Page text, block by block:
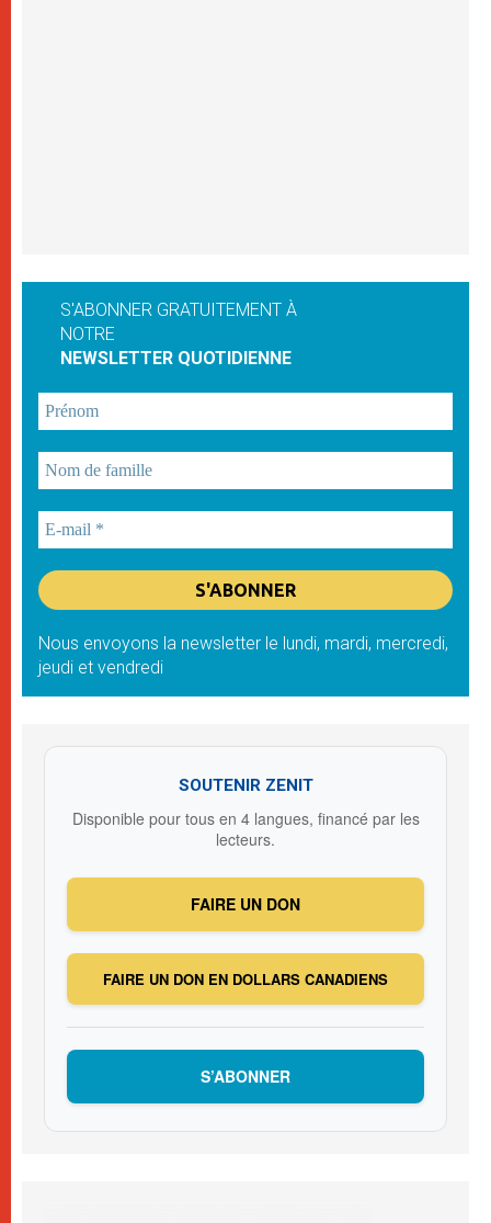
S'ABONNER GRATUITEMENT À
NOTRE
NEWSLETTER QUOTIDIENNE
Nous envoyons la newsletter le lundi, mardi, mercredi,
jeudi et vendredi
SOUTENIR ZENIT
Disponible pour tous en 4 langues, financé par les
lecteurs.
FAIRE UN DON
FAIRE UN DON EN DOLLARS CANADIENS
S’ABONNER